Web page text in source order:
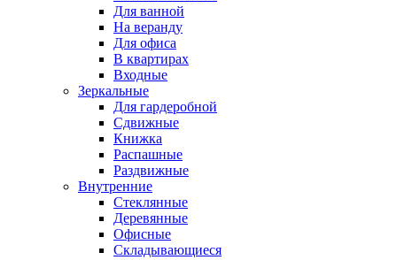
Для ванной
На веранду
Для офиса
В квартирах
Входные
Зеркальные
Для гардеробной
Сдвижные
Книжка
Распашные
Раздвижные
Внутренние
Стеклянные
Деревянные
Офисные
Складывающиеся